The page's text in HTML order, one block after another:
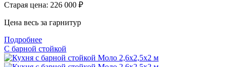
Старая цена: 226 000 ₽
Цена весь за гарнитур
Подробнее
С барной стойкой